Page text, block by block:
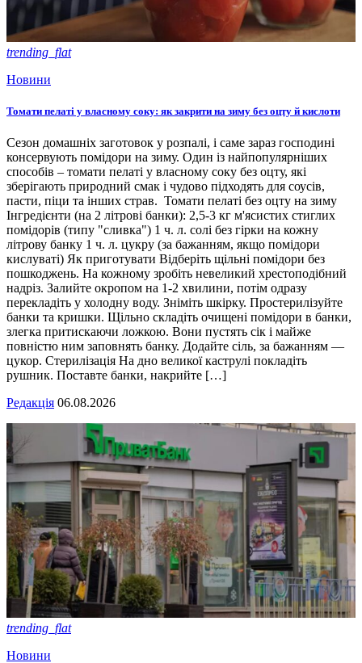
trending_flat
Новини
Томати пелаті у власному соку: як закрити на зиму без оцту й кислоти
Сезон домашніх заготовок у розпалі, і саме зараз господині
консервують помідори на зиму. Один із найпопулярніших
способів – томати пелаті у власному соку без оцту, які
зберігають природний смак і чудово підходять для соусів,
пасти, піци та інших страв. Томати пелаті без оцту на зиму
Інгредієнти (на 2 літрові банки): 2,5-3 кг м'ясистих стиглих
помідорів (типу "сливка") 1 ч. л. солі без гірки на кожну
літрову банку 1 ч. л. цукру (за бажанням, якщо помідори
кислуваті) Як приготувати Відберіть щільні помідори без
пошкоджень. На кожному зробіть невеликий хрестоподібний
надріз. Залийте окропом на 1-2 хвилини, потім одразу
перекладіть у холодну воду. Зніміть шкірку. Простерилізуйте
банки та кришки. Щільно складіть очищені помідори в банки,
злегка притискаючи ложкою. Вони пустять сік і майже
повністю ним заповнять банку. Додайте сіль, за бажанням —
цукор. Стерилізація На дно великої каструлі покладіть
рушник. Поставте банки, накрийте […]
Редакція 06.08.2026
trending_flat
Новини